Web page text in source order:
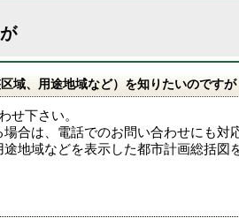
域、用途地域など）を知りたいのですが
せ下さい。
合は、電話でのお問い合わせにも対
地域などを表示した都市計画総括図